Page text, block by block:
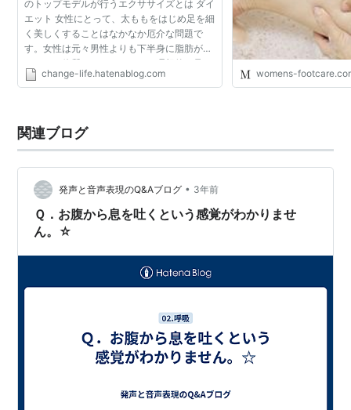
のトップモデルが行うエクササイズとは ダイ
エット 女性にとって、太ももをはじめ足を細
く美しくすることはなかなか厄介な問題で
す。女性は元々男性よりも下半身に脂肪がつ
きやすい体質なこともあって、理想的な足を
作るのって結構難しいんですよね。 ところで
change-life.hatenablog.com womens-
関連ブログ
発声と音声表現のQ&Aブログ • 3年前
Ｑ．お腹から息を吐くという感覚がわかりませ
ん。☆